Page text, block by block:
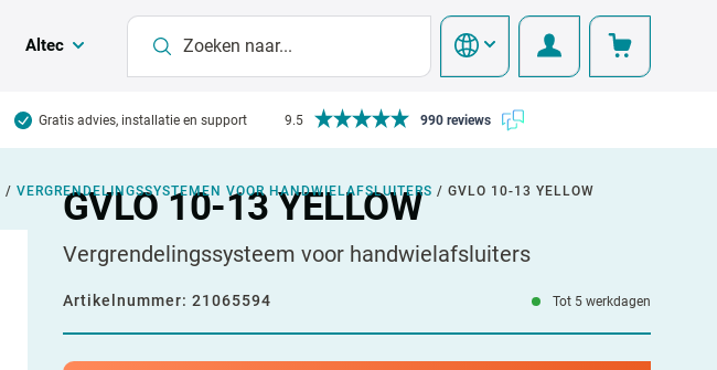
Altec
Gratis advies, installatie en support 9.5 990 reviews
/ VERGRENDELINGSSYSTEMEN VOOR HANDWIELAFSLUITERS / GVLO 10-13 YELLOW
GVLO 10-13 YELLOW
Vergrendelingssysteem voor handwielafsluiters
Artikelnummer: 21065594 Tot 5 werkdagen